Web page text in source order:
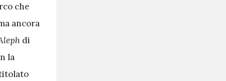
che
ancora
di
la